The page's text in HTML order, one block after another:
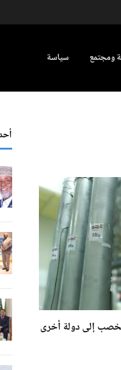
ومجتمع سياسة
إلى دولة أخرى